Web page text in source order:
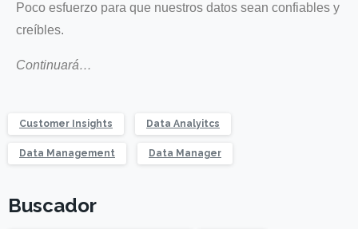
Poco esfuerzo para que nuestros datos sean confiables y
creíbles.
Continuará…
Customer Insights Data Analyitcs
Data Management Data Manager
Buscador